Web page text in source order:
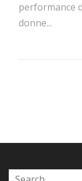
performance
donne...